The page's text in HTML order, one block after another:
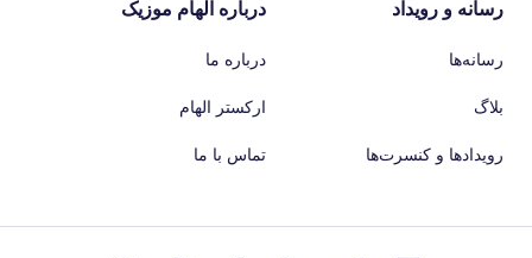
رسانه و رویداد
رسانه‌ها
بلاگ
رویدادها و کنسرت‌ها
درباره الهام موزیک
درباره ما
ارکستر الهام
تماس با ما